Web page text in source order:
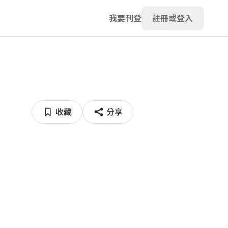
我要刊登 註冊或登入
收藏 分享